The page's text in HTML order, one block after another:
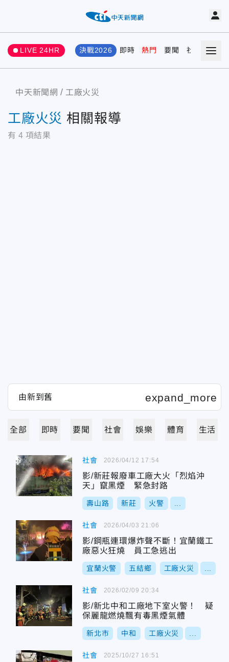
LIVE 24HR 決戰2026 即時 熱門 要聞 社會 娛樂
中天新聞網 工廠火災
工廠火災 相關報導
有 4 項結果
全部 即時 要聞 社會 娛樂 體育 生活
社會
影/新莊報廢車工廠大火「烈焰沖
天」竄黑煙 緊急封路
壽山路 新莊 火警
2026/04/12 17:54
社會
影/鋼瓶連環爆炸聲不斷！宜蘭鐵工
廠惡火狂燒 員工急逃出
宜蘭火警 五結鄉 工廠火災
2026/04/03 21:06
社會
影/新北中和工廠地下室火警！ 疑
保麗龍燃燒飄有毒黑煙氣體
新北市 中和 工廠火災
2026/02/09 20:34
社會 2025/10/27 16:51